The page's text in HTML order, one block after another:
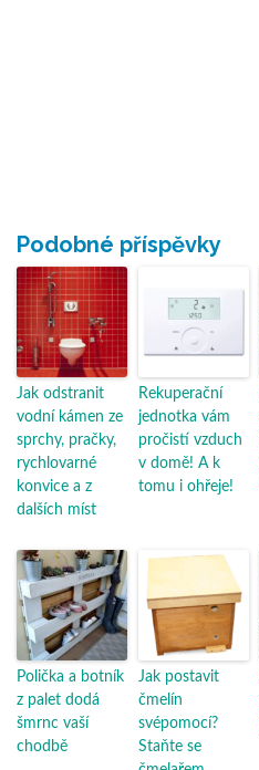
Podobné příspěvky
Jak odstranit
vodní kámen ze
sprchy, pračky,
rychlovarné
konvice a z
dalších míst
Rekuperační
jednotka vám
pročistí vzduch
v domě! A k
tomu i ohřeje!
Polička a botník
z palet dodá
šmrnc vaší
chodbě
Jak postavit
čmelín
svépomocí?
Staňte se